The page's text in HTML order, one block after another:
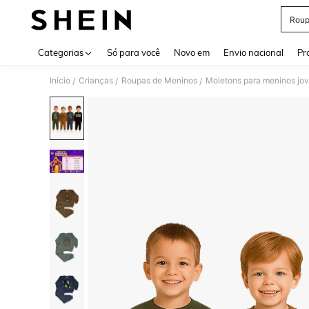
Categorias Só para você Novo em Envio nacional
Início / Crianças / Roupas de Meninos / Moletons para meninos